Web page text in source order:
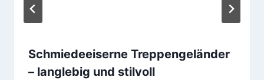
Schmiedeeiserne Treppengeländer
– langlebig und stilvoll